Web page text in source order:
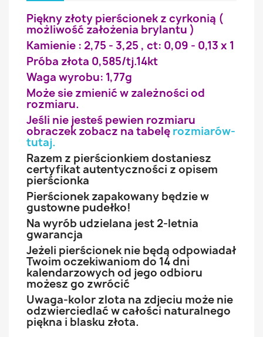
Piękny złoty pierścionek z cyrkonią (
możliwość założenia brylantu )
Kamienie : 2,75 - 3,25 , ct: 0,09 - 0,13 x 1
Próba złota 0,585/tj.14kt
Waga wyrobu: 1,77g
Może sie zmienić w zależności od
rozmiaru.
Jeśli nie jesteś pewien rozmiaru
obraczek zobacz na tabelę rozmiarów-
tutaj.
Razem z pierścionkiem dostaniesz
certyfikat autentyczności z opisem
pierścionka
Pierścionek zapakowany będzie w
gustowne pudełko!
Na wyrób udzielana jest 2-letnia
gwarancja
Jeżeli pierścionek nie będą odpowiadał
Twoim oczekiwaniom do 14 dni
kalendarzowych od jego odbioru
możesz go zwrócić
Uwaga-kolor zlota na zdjeciu może nie
odzwierciedlać w całości naturalnego
piękna i blasku złota.